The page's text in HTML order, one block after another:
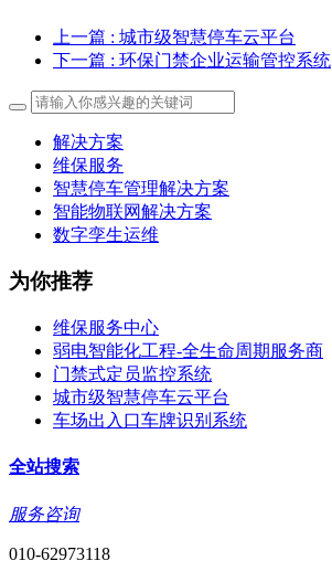
上一篇 : 城市级智慧停车云平台
下一篇 : 环保门禁企业运输管控系统
解决方案
维保服务
智慧停车管理解决方案
智能物联网解决方案
数字孪生运维
为你推荐
维保服务中心
弱电智能化工程-全生命周期服务商
门禁式定员监控系统
城市级智慧停车云平台
车场出入口车牌识别系统
全站搜索
服务咨询
010-62973118